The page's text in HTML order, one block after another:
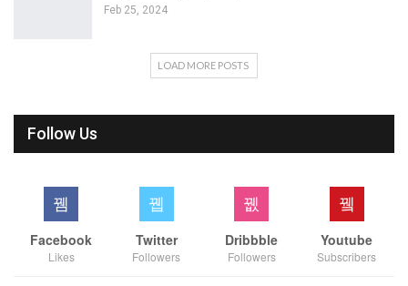
Feb 25, 2024
LOAD MORE POSTS
Follow Us
Facebook
Likes
Twitter
Followers
Dribbble
Followers
Youtube
Subscribers